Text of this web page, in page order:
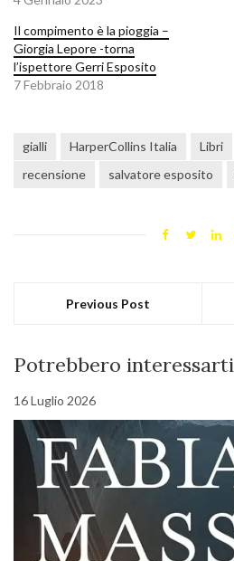
Il compimento è la pioggia –
Giorgia Lepore -torna
l’ispettore Gerri Esposito
7 Febbraio 2018
gialli HarperCollins Italia Libri
recensione
salvatore esposito
Previous Post
Potrebbero interessarti
16 Luglio 2026